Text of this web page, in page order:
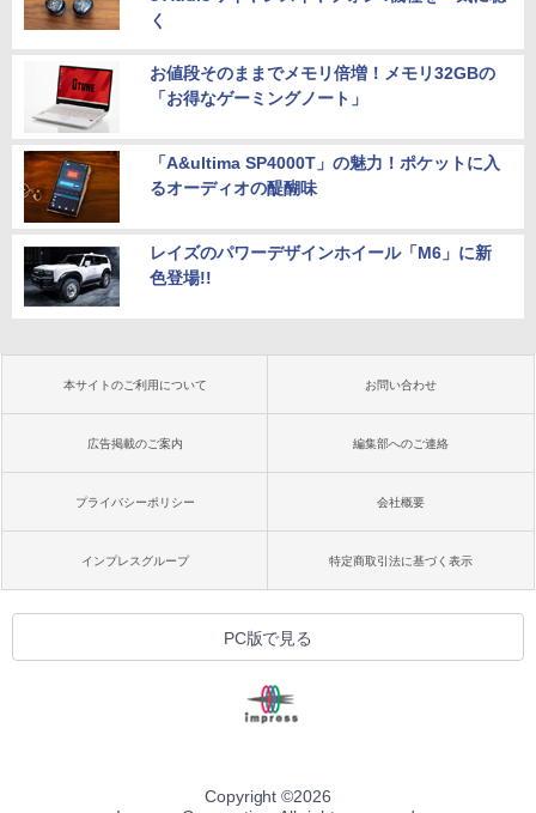
く
お値段そのままでメモリ倍増！メモリ32GBの
「お得なゲーミングノート」
「A&ultima SP4000T」の魅力！ポケットに入
るオーディオの醍醐味
レイズのパワーデザインホイール「M6」に新
色登場!!
本サイトのご利用について お問い合わせ
広告掲載のご案内 編集部へのご連絡
プライバシーポリシー 会社概要
インプレスグループ 特定商取引法に基づく表示
PC版で見る
Copyright ©2026